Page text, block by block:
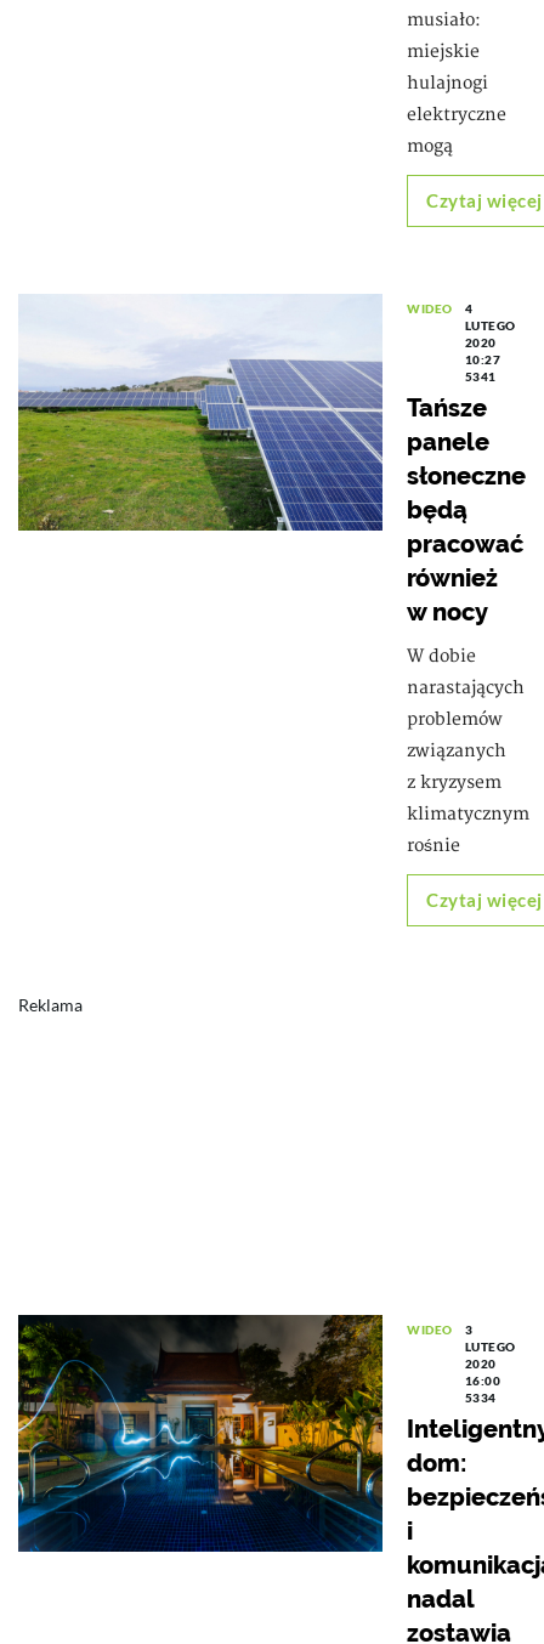
musiało:
miejskie
hulajnogi
elektryczne
mogą
Czytaj więcej
WIDEO
4
LUTEGO
2020
10:27
5341
Tańsze
panele
słoneczne
będą
pracować
również
w nocy
W dobie
narastających
problemów
związanych
z kryzysem
klimatycznym
rośnie
Czytaj więcej
Reklama
WIDEO
3
LUTEGO
2020
16:00
5334
dom:
i
nadal
zostawia